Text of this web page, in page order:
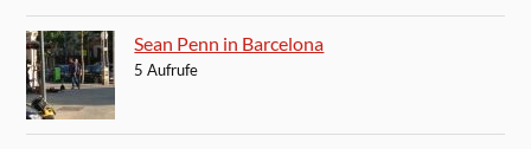
Sean Penn in Barcelona
5 Aufrufe